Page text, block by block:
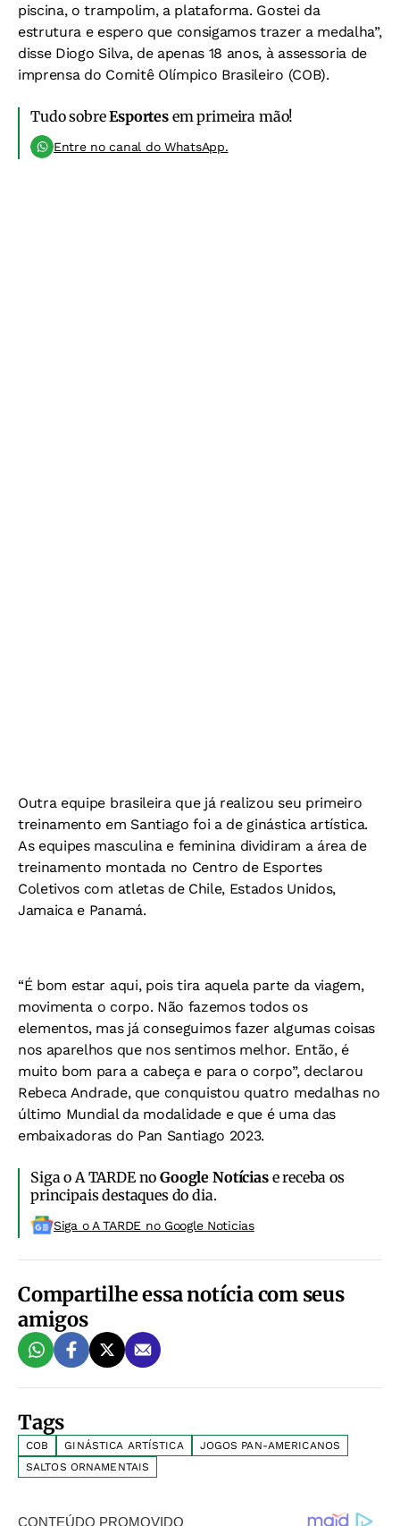
piscina, o trampolim, a plataforma. Gostei da
estrutura e espero que consigamos trazer a medalha”,
disse Diogo Silva, de apenas 18 anos, à assessoria de
imprensa do Comitê Olímpico Brasileiro (COB).
Tudo sobreEsportesem primeira mão!
Entre no canal do WhatsApp.
Outra equipe brasileira que já realizou seu primeiro
treinamento em Santiago foi a de ginástica artística.
As equipes masculina e feminina dividiram a área de
treinamento montada no Centro de Esportes
Coletivos com atletas de Chile, Estados Unidos,
Jamaica e Panamá.
“É bom estar aqui, pois tira aquela parte da viagem,
movimenta o corpo. Não fazemos todos os
elementos, mas já conseguimos fazer algumas coisas
nos aparelhos que nos sentimos melhor. Então, é
muito bom para a cabeça e para o corpo”, declarou
Rebeca Andrade, que conquistou quatro medalhas no
último Mundial da modalidade e que é uma das
embaixadoras do Pan Santiago 2023.
Siga o A TARDE noGoogle Notíciase receba os
principais destaques do dia.
Siga o A TARDE no Google Noticias
Compartilhe essa notícia com seus
amigos
Tags
COB GINÁSTICA ARTÍSTICA
JOGOS PAN-AMERICANOS
SALTOS ORNAMENTAIS